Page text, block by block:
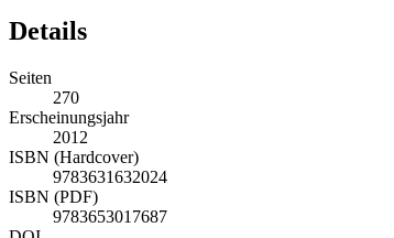
Details
Seiten
270
Erscheinungsjahr
2012
ISBN (Hardcover)
9783631632024
ISBN (PDF)
9783653017687